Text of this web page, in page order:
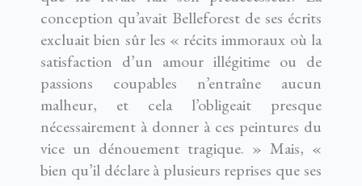
conception qu’avait Belleforest de ses écrits
excluait bien sûr les « récits immoraux où la
satisfaction d’un amour illégitime ou de
passions coupables n’entraîne aucun
malheur, et cela l’obligeait presque
nécessairement à donner à ces peintures du
vice un dénouement tragique. » Mais, «
bien qu’il déclare à plusieurs reprises que ses